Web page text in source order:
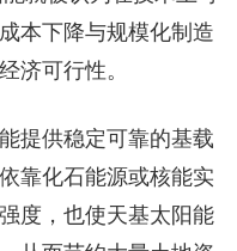
本下降与规模化制造
济可行性。
提供稳定可靠的基载
靠化石能源或核能实
度，也使天基太阳能